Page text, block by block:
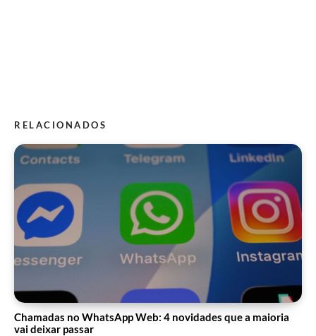
RELACIONADOS
Chamadas no WhatsApp Web: 4 novidades que a maioria
vai deixar passar